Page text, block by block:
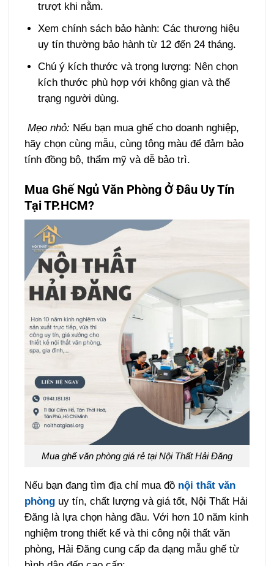
trượt khi nằm.
Xem chính sách bảo hành: Các thương hiệu
uy tín thường bảo hành từ 12 đến 24 tháng.
Chú ý kích thước và trọng lượng: Nên chọn
kích thước phù hợp với không gian và thể
trạng người dùng.
Mẹo nhỏ: Nếu bạn mua ghế cho doanh nghiệp,
hãy chọn cùng mẫu, cùng tông màu để đảm bảo
tính đồng bộ, thẩm mỹ và dễ bảo trì.
Mua Ghế Ngủ Văn Phòng Ở Đâu Uy Tín
Tại TP.HCM?
Mua ghế văn phòng giá rẻ tại Nội Thất Hải Đăng
Nếu bạn đang tìm địa chỉ mua đồ nội thất văn
phòng uy tín, chất lượng và giá tốt, Nội Thất Hải
Đăng là lựa chọn hàng đầu. Với hơn 10 năm kinh
nghiệm trong thiết kế và thi công nội thất văn
phòng, Hải Đăng cung cấp đa dạng mẫu ghế từ